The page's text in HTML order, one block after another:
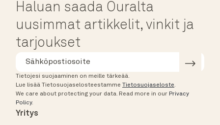
Haluan saada Ouralta
uusimmat artikkelit, vinkit ja
tarjoukset
Tietojesi suojaaminen on meille tärkeää.
Lue lisää Tietosuojaselosteestamme Tietosuojaseloste.
We care about protecting your data. Read more in our Privacy
Policy.
Yritys